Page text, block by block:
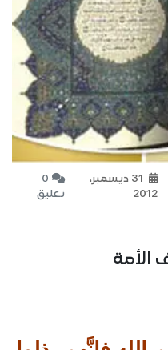
31 ديسمبر،
2012
0
تعليق
الأمة